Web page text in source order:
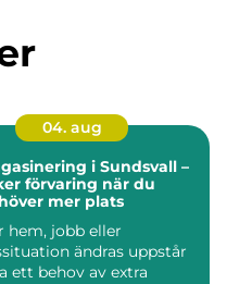
04. aug
i Sundsvall –
förvaring när du
mer plats
hem, jobb eller
ändras uppstår
ett behov av extra